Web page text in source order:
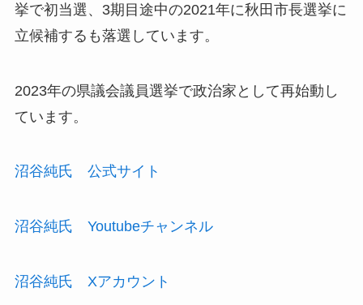
挙で初当選、3期目途中の2021年に秋田市長選挙に
立候補するも落選しています。
2023年の県議会議員選挙で政治家として再始動し
ています。
沼谷純氏 公式サイト
沼谷純氏 Youtubeチャンネル
沼谷純氏 Xアカウント